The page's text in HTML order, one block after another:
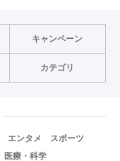
キャンペーン
カテゴリ
エンタメ
スポーツ
医療・科学